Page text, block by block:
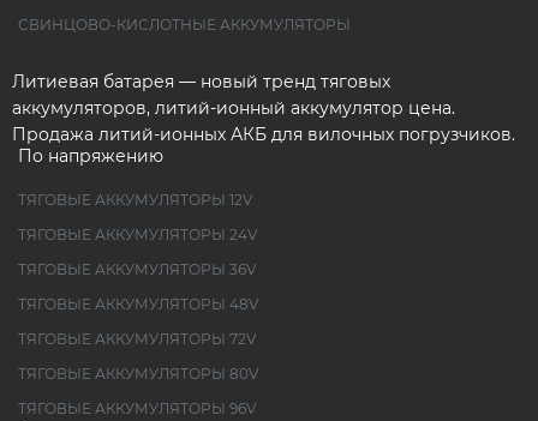
СВИНЦОВО-КИСЛОТНЫЕ АККУМУЛЯТОРЫ
Литиевая батарея — новый тренд тяговых
аккумуляторов, литий-ионный аккумулятор цена.
Продажа литий-ионных АКБ для вилочных погрузчиков.
По напряжению
ТЯГОВЫЕ АККУМУЛЯТОРЫ 12V
ТЯГОВЫЕ АККУМУЛЯТОРЫ 24V
ТЯГОВЫЕ АККУМУЛЯТОРЫ 36V
ТЯГОВЫЕ АККУМУЛЯТОРЫ 48V
ТЯГОВЫЕ АККУМУЛЯТОРЫ 72V
ТЯГОВЫЕ АККУМУЛЯТОРЫ 80V
ТЯГОВЫЕ АККУМУЛЯТОРЫ 96V